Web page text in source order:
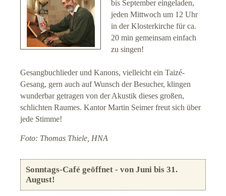
bis September eingeladen,
jeden Mittwoch um 12 Uhr
in der Klosterkirche für ca.
20 min gemeinsam einfach
zu singen!
Gesangbuchlieder und Kanons, vielleicht ein Taizé-
Gesang, gern auch auf Wunsch der Besucher, klingen
wunderbar getragen von der Akustik dieses großen,
schlichten Raumes. Kantor Martin Seimer freut sich über
jede Stimme!
Foto: Thomas Thiele, HNA
Sonntags-Café geöffnet - von Juni bis 31.
August!